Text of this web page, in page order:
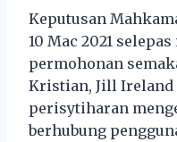
Keputusan
10 Mac 2021
permohonan
Kristian, Jill Ireland
perisytiharan
berhubung